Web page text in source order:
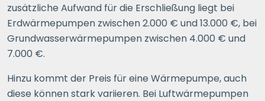
zusätzliche Aufwand für die Erschließung liegt bei
Erdwärmepumpen zwischen 2.000 € und 13.000 €, bei
Grundwasserwärmepumpen zwischen 4.000 € und
7.000 €.
Hinzu kommt der Preis für eine Wärmepumpe, auch
diese können stark variieren. Bei Luftwärmepumpen